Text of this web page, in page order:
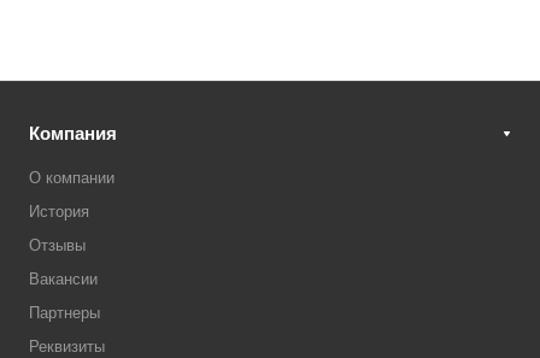
Компания
О компании
История
Отзывы
Вакансии
Партнеры
Реквизиты